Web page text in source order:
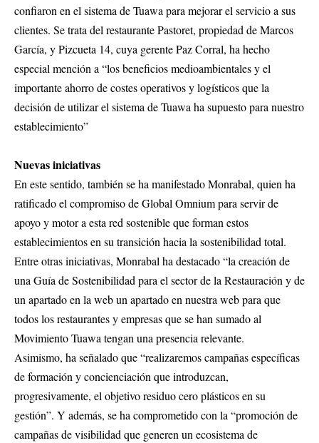
confiaron en el sistema de Tuawa para mejorar el servicio a sus
clientes. Se trata del restaurante Pastoret, propiedad de Marcos
García, y Pizcueta 14, cuya gerente Paz Corral, ha hecho
especial mención a “los beneficios medioambientales y el
importante ahorro de costes operativos y logísticos que la
decisión de utilizar el sistema de Tuawa ha supuesto para nuestro
establecimiento”
Nuevas iniciativas
En este sentido, también se ha manifestado Monrabal, quien ha
ratificado el compromiso de Global Omnium para servir de
apoyo y motor a esta red sostenible que forman estos
establecimientos en su transición hacia la sostenibilidad total.
Entre otras iniciativas, Monrabal ha destacado “la creación de
una Guía de Sostenibilidad para el sector de la Restauración y de
un apartado en la web un apartado en nuestra web para que
todos los restaurantes y empresas que se han sumado al
Movimiento Tuawa tengan una presencia relevante.
Asimismo, ha señalado que “realizaremos campañas específicas
de formación y concienciación que introduzcan,
progresivamente, el objetivo residuo cero plásticos en su
gestión”. Y además, se ha comprometido con la “promoción de
campañas de visibilidad que generen un ecosistema de